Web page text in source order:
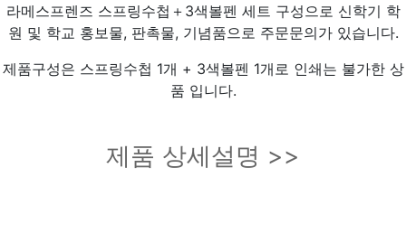
라메스프렌즈 스프링수첩＋3색볼펜 세트 구성으로 신학기 학
원 및 학교 홍보물, 판촉물, 기념품으로 주문문의가 있습니다.
제품구성은 스프링수첩 1개 + 3색볼펜 1개로 인쇄는 불가한 상
품 입니다.
제품 상세설명 >>